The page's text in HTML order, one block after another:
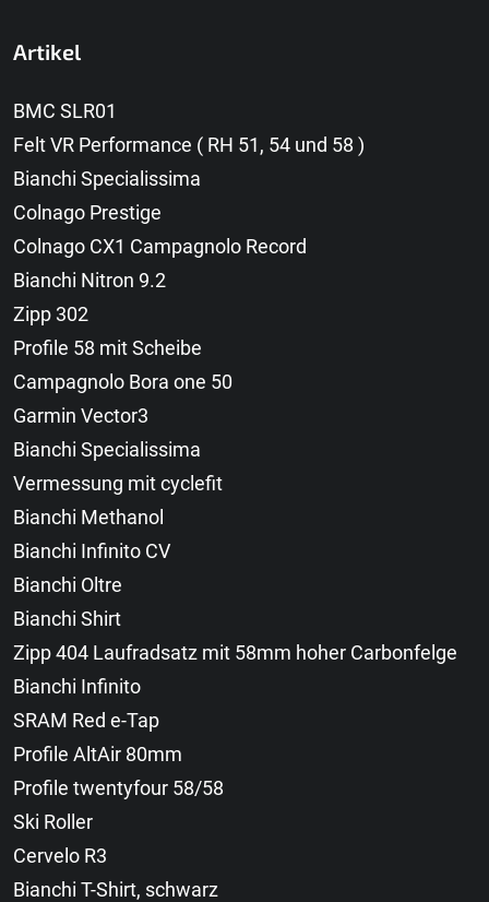
Artikel
BMC SLR01
Felt VR Performance ( RH 51, 54 und 58 )
Bianchi Specialissima
Colnago Prestige
Colnago CX1 Campagnolo Record
Bianchi Nitron 9.2
Zipp 302
Profile 58 mit Scheibe
Campagnolo Bora one 50
Garmin Vector3
Bianchi Specialissima
Vermessung mit cyclefit
Bianchi Methanol
Bianchi Infinito CV
Bianchi Oltre
Bianchi Shirt
Zipp 404 Laufradsatz mit 58mm hoher Carbonfelge
Bianchi Infinito
SRAM Red e-Tap
Profile AltAir 80mm
Profile twentyfour 58/58
Ski Roller
Cervelo R3
Bianchi T-Shirt, schwarz